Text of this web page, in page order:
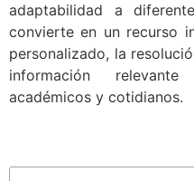
adaptabilidad a
convierte en un recurso
personalizado, la
información
académicos y cotidianos.